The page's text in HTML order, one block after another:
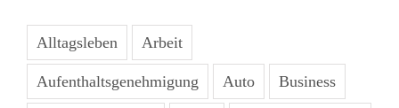
Alltagsleben Arbeit
Aufenthaltsgenehmigung Auto Business